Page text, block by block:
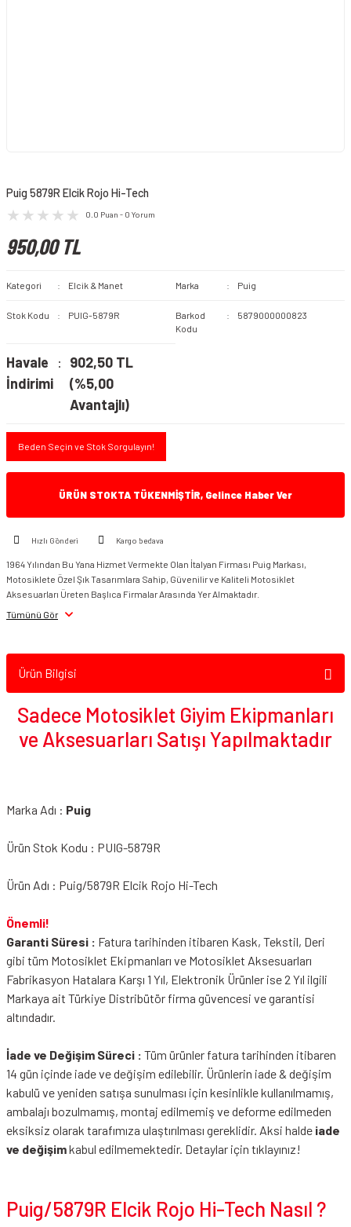
Puig 5879R Elcik Rojo Hi-Tech
0.0 Puan - 0 Yorum
950,00 TL
Kategori Elcik & Manet Marka Puig
Stok Kodu PUIG-5879R
Barkod
Kodu
5879000000823
Havale
İndirimi
902,50 TL
(%5,00
Avantajlı)
Beden Seçin ve Stok Sorgulayın!
ÜRÜN STOKTA TÜKENMİŞTİR, Gelince Haber Ver
Hızlı Gönderi Kargo bedava
1964 Yılından Bu Yana Hizmet Vermekte Olan İtalyan Firması Puig Markası,
Motosiklete Özel Şık Tasarımlara Sahip, Güvenilir ve Kaliteli Motosiklet
Aksesuarları Üreten Başlıca Firmalar Arasında Yer Almaktadır.
Tümünü Gör
Ürün Bilgisi
Sadece Motosiklet Giyim Ekipmanları
ve Aksesuarları Satışı Yapılmaktadır
Marka Adı : Puig
Ürün Stok Kodu : PUIG-5879R
Ürün Adı : Puig/5879R Elcik Rojo Hi-Tech
Önemli!
Garanti Süresi : Fatura tarihinden itibaren Kask, Tekstil, Deri
gibi tüm Motosiklet Ekipmanları ve Motosiklet Aksesuarları
Fabrikasyon Hatalara Karşı 1 Yıl, Elektronik Ürünler ise 2 Yıl ilgili
Markaya ait Türkiye Distribütör firma güvencesi ve garantisi
altındadır.
İade ve Değişim Süreci : Tüm ürünler fatura tarihinden itibaren
14 gün içinde iade ve değişim edilebilir. Ürünlerin iade & değişim
kabulü ve yeniden satışa sunulması için kesinlikle kullanılmamış,
ambalajı bozulmamış, montaj edilmemiş ve deforme edilmeden
eksiksiz olarak tarafımıza ulaştırılması gereklidir. Aksi halde iade
ve değişimkabul edilmemektedir. Detaylar için tıklayınız!
Puig/5879R Elcik Rojo Hi-Tech Nasıl ?